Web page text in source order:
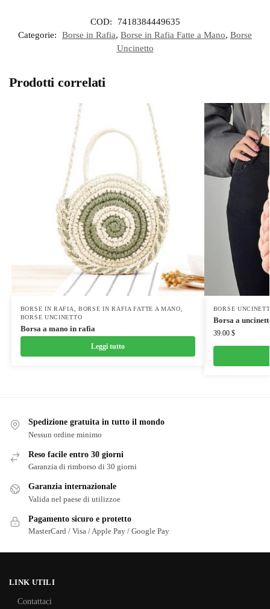
COD:
7418384449635
Categorie:
Borse in Rafia, Borse in Rafia Fatte a Mano, Borse
Uncinetto
Prodotti correlati
BORSE IN RAFIA, BORSE IN RAFIA FATTE A MANO,
BORSE UNCINETTO
Borsa a mano in rafia
Leggi tutto
BORSE
Borsa a
39.00 $
Spedizione gratuita in tutto il mondo
Nessun ordine minimo
Reso facile entro 30 giorni
Garanzia di rimborso di 30 giorni
Garanzia internazionale
Valida nel paese di utilizzoe
Pagamento sicuro e protetto
MasterCard / Visa / Apple Pay / Google Pay
LINK UTILI
Contattaci